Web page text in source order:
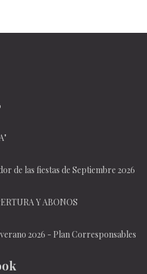
de las fiestas de Septiembre 2026
Y ABONOS
2026 - Plan Corresponsables